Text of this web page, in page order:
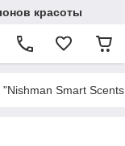
красоты
"Nishman Smart